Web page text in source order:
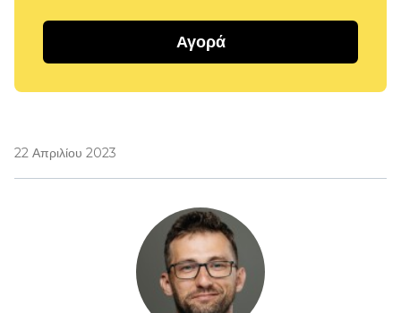
Αγορά
22 Απριλίου 2023